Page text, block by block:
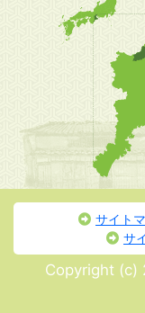
サイト
サ
Copyright (c)